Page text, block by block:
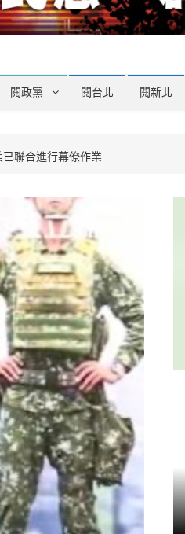
閱政黨 閱台北 閱新北
聯合進行幕僚作業